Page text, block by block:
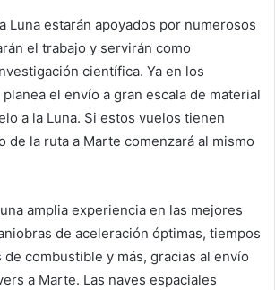
Luna estarán apoyados por numerosos
el trabajo y servirán como
científica. Ya en los
el envío a gran escala de material
a la Luna. Si estos vuelos tienen
de la ruta a Marte comenzará al mismo
amplia experiencia en las mejores
de aceleración óptimas, tiempos
combustible y más, gracias al envío
a Marte. Las naves espaciales